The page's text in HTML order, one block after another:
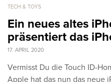
TECH & TOYS
Ein neues altes
präsentiert das
17. APRIL 2020
Vermisst Du die Touch ID-
Apple hat das nun das neue